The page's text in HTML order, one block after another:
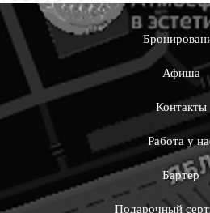
Афиша
Контакты
Работа у
Бартер
Подарочный